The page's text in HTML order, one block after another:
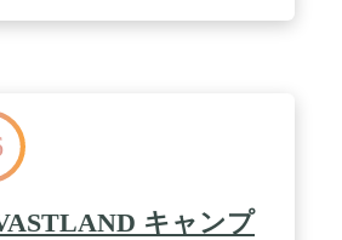
プしました！(※初回使用時はウ
が行き渡らず自動で膨らまないor
いことがあります。半分くらい空
三つ折りにして上に乗るように空
ウレタン全体に空気が馴染みま
能】両サイドに連結用のボタン
キャンプ